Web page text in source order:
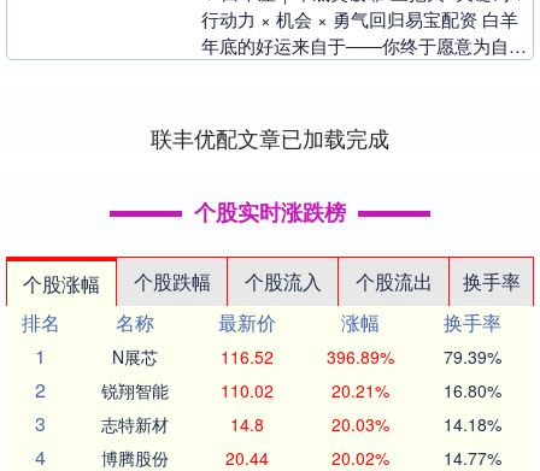
行动力 × 机会 × 勇气回归易宝配资 白羊
年底的好运来自于——你终于愿意为自己
联丰优配文章已加载完成
个股实时涨跌榜
个股涨幅 个股跌幅 个股流入 个股流出
换手率
排名
名称 最新价 涨幅
换手率
1
N展芯 116.52 396.89% 79.39%
2 锐翔智能 110.02 20.21% 16.80%
3 志特新材 14.8 20.03% 14.18%
4 博腾股份 20.44 20.02% 14.77%